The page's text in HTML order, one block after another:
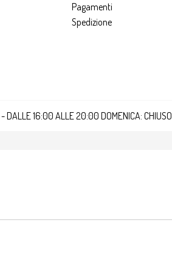
Pagamenti
Spedizione
16:00 ALLE 20:00 DOMENICA: CHIUSO